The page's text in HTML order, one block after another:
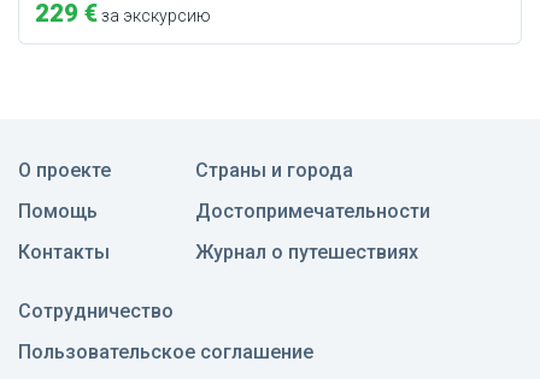
229 €за экскурсию
О проекте
Помощь
Контакты
Страны и города
Достопримечательности
Журнал о путешествиях
Сотрудничество
Пользовательское соглашение